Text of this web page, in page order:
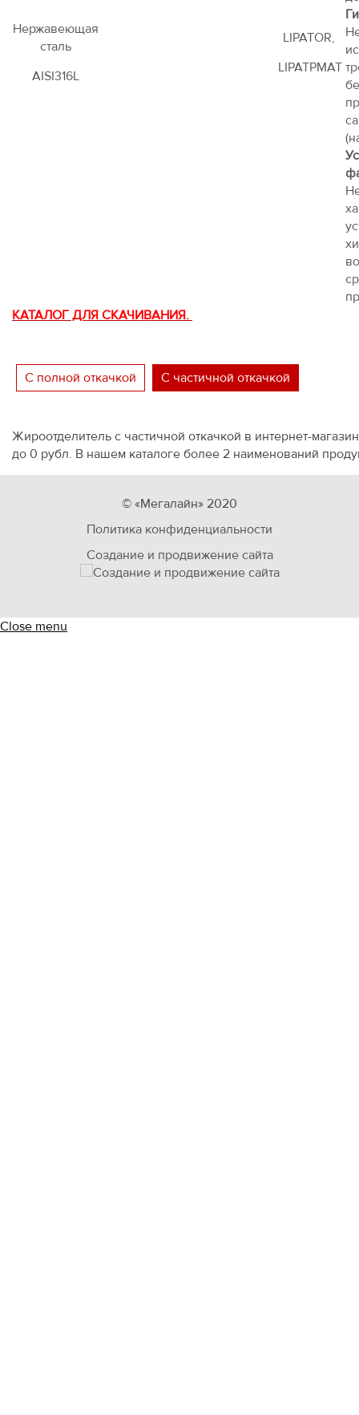
Нержавеющая
сталь
AISI316L
LIPATOR,
LIPATPMAT
КАТАЛОГ ДЛЯ СКАЧИВАНИЯ.
С полной откачкой С частичной откачкой
Жироотделитель с частичной откачкой в интернет-
до 0 рубл. В нашем каталоге более 2 наименований
© «Мегалайн» 2020
Политика конфиденциальности
Создание и продвижение сайта
Close menu